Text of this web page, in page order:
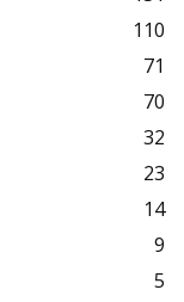
110
71
70
32
23
14
9
5